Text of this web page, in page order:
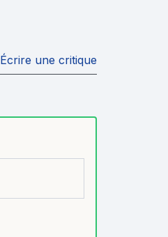
Écrire une critique